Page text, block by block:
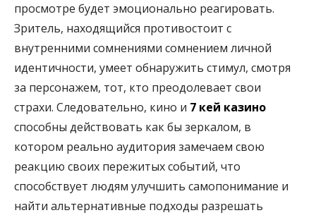
просмотре будет эмоционально реагировать.
Зритель, находящийся противостоит с
внутренними сомнениями сомнением личной
идентичности, умеет обнаружить стимул, смотря
за персонажем, тот, кто преодолевает свои
страхи. Следовательно, кино и 7 кей казино
способны действовать как бы зеркалом, в
котором реально аудитория замечаем свою
реакцию своих пережитых событий, что
способствует людям улучшить самопонимание и
найти альтернативные подходы разрешать